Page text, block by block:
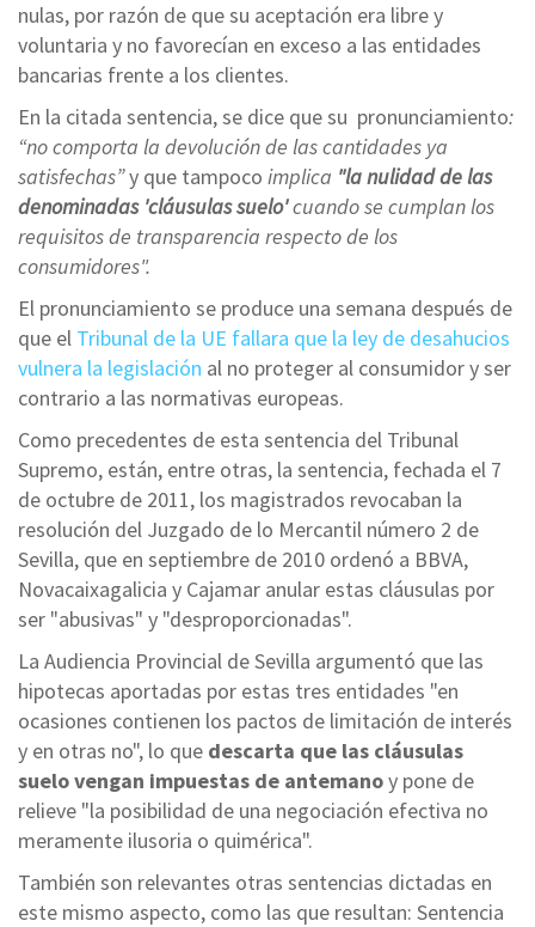
nulas, por razón de que su aceptación era libre y
voluntaria y no favorecían en exceso a las entidades
bancarias frente a los clientes.
En la citada sentencia, se dice que su pronunciamiento:
“no comporta la devolución de las cantidades ya
satisfechas”y que tampoco implica "la nulidad de las
denominadas 'cláusulas suelo'cuando se cumplan los
requisitos de transparencia respecto de los
consumidores".
El pronunciamiento se produce una semana después de
que el Tribunal de la UE fallara que la ley de desahucios
vulnera la legislación al no proteger al consumidor y ser
contrario a las normativas europeas.
Como precedentes de esta sentencia del Tribunal
Supremo, están, entre otras, la sentencia, fechada el 7
de octubre de 2011, los magistrados revocaban la
resolución del Juzgado de lo Mercantil número 2 de
Sevilla, que en septiembre de 2010 ordenó a BBVA,
Novacaixagalicia y Cajamar anular estas cláusulas por
ser "abusivas" y "desproporcionadas".
La Audiencia Provincial de Sevilla argumentó que las
hipotecas aportadas por estas tres entidades "en
ocasiones contienen los pactos de limitación de interés
y en otras no", lo que descarta que las cláusulas
suelo vengan impuestas de antemanoy pone de
relieve "la posibilidad de una negociación efectiva no
meramente ilusoria o quimérica".
También son relevantes otras sentencias dictadas en
este mismo aspecto, como las que resultan: Sentencia